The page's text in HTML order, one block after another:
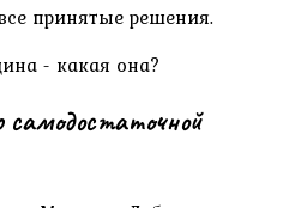
принятые решения.
самодостаточной